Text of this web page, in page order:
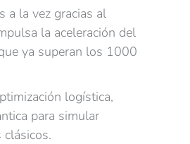
a la vez gracias al
la aceleración del
ya superan los 1000
logística,
para simular
clásicos.